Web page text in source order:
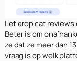
Let erop dat reviews
Beter is om
ze dat ze meer dan
vraag is op welk